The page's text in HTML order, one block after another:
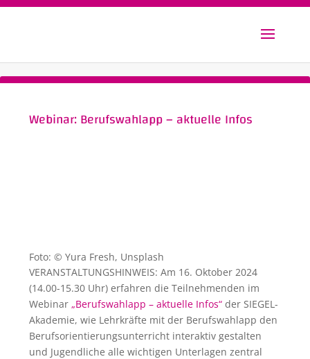
Webinar: Berufswahlapp – aktuelle Infos
Foto: © Yura Fresh, Unsplash
VERANSTALTUNGSHINWEIS: Am 16. Oktober 2024
(14.00-15.30 Uhr) erfahren die Teilnehmenden im
Webinar „Berufswahlapp – aktuelle Infos“ der SIEGEL-
Akademie, wie Lehrkräfte mit der Berufswahlapp den
Berufsorientierungsunterricht interaktiv gestalten
und Jugendliche alle wichtigen Unterlagen zentral